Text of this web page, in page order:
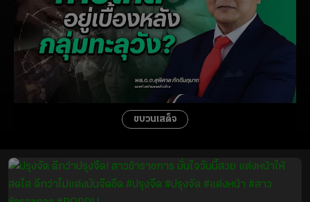
ขบวนเสด็จ